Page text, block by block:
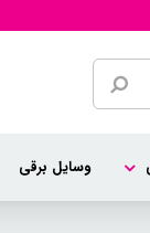
وسایل برقی